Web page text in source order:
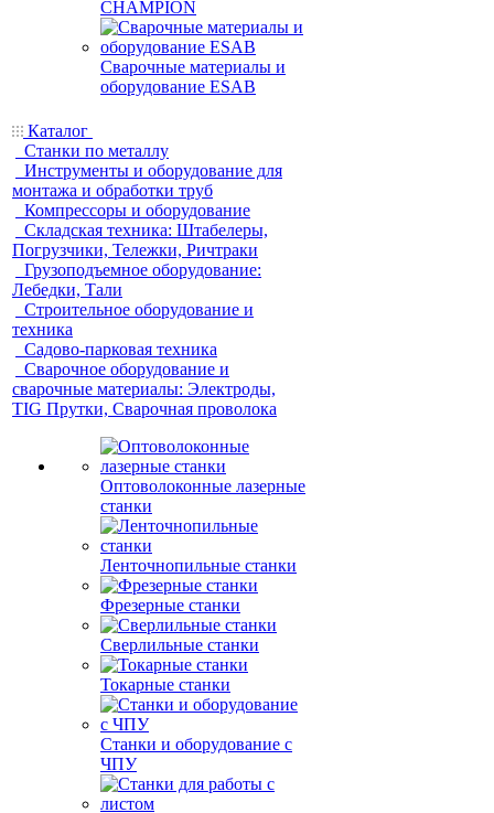
CHAMPION
Сварочные материалы и
оборудование ESAB
Каталог
Станки по металлу
Инструменты и оборудование для
монтажа и обработки труб
Компрессоры и оборудование
Складская техника: Штабелеры,
Погрузчики, Тележки, Ричтраки
Грузоподъемное оборудование:
Лебедки, Тали
Строительное оборудование и
техника
Садово-парковая техника
Сварочное оборудование и
сварочные материалы: Электроды,
TIG Прутки, Сварочная проволока
Оптоволоконные лазерные
станки
Ленточнопильные станки
Фрезерные станки
Сверлильные станки
Токарные станки
Станки и оборудование с
ЧПУ